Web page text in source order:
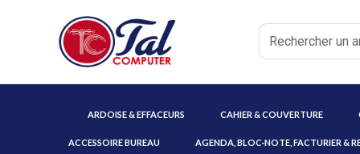
ARDOISE & EFFACEURS CAHIER & COUVERTURE
ACCESSOIRE BUREAU AGENDA, BLOC-NOTE, FACTURIER &